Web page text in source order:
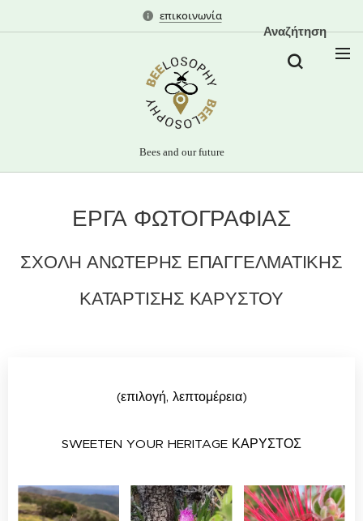
επικοινωνία
Bees and our future
Αναζήτηση
ΕΡΓΑ ΦΩΤΟΓΡΑΦΙΑΣ
ΣΧΟΛΗ ΑΝΩΤΕΡΗΣ ΕΠΑΓΓΕΛΜΑΤΙΚΗΣ
ΚΑΤΑΡΤΙΣΗΣ ΚΑΡΥΣΤΟΥ
(επιλογή, λεπτομέρεια)
SWEETEN YOUR HERITAGE ΚΑΡΥΣΤΟΣ